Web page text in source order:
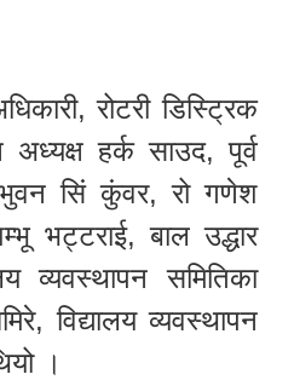
रोटरी डिस्ट्रिक
अध्यक्ष हर्क साउद, पूर्व
भुवन सिं कुंवर, रो गणेश
भट्टराई, बाल उद्धार
व्यवस्थापन समितिका
विद्यालय व्यवस्थापन
।